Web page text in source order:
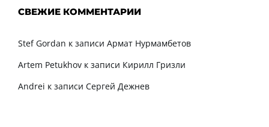
СВЕЖИЕ КОММЕНТАРИИ
Stef Gordan к записи Армат Нурмамбетов
Artem Petukhov к записи Кирилл Гризли
Andrei к записи Сергей Дежнев